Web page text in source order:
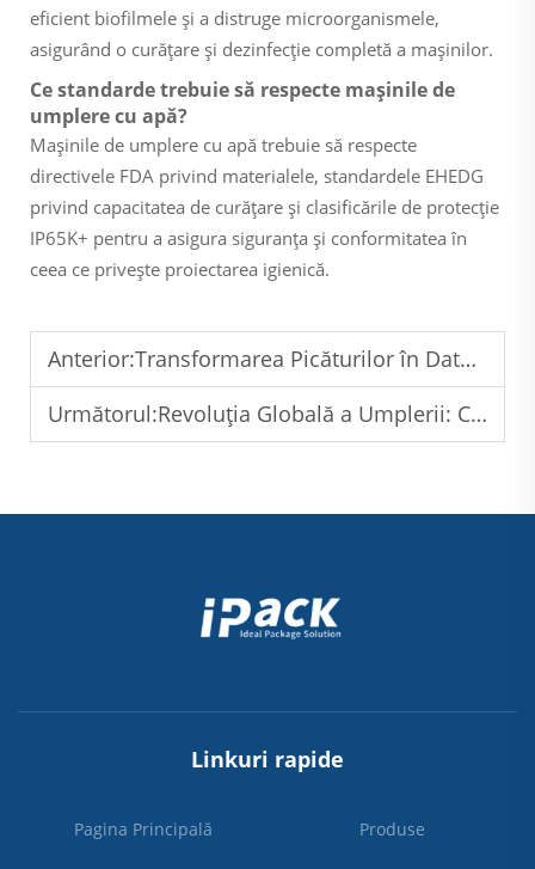
eficient biofilmele și a distruge microorganismele,
asigurând o curățare și dezinfecție completă a mașinilor.
Ce standarde trebuie să respecte mașinile de
umplere cu apă?
Mașinile de umplere cu apă trebuie să respecte
directivele FDA privind materialele, standardele EHEDG
privind capacitatea de curățare și clasificările de protecție
IP65K+ pentru a asigura siguranța și conformitatea în
ceea ce privește proiectarea igienică.
Anterior:Transformarea Picăturilor în Date: Cum IoT Transformă Industria Mașinilor de Umplere cu Apă
Următorul:Revoluția Globală a Umplerii: Cum Mașinile Inovatoare de Umplere cu Apă Schimbă Peisajul Industrial
Linkuri rapide
Pagina Principală Produse